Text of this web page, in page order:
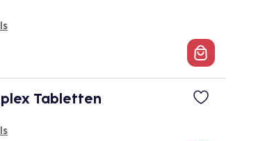
Tabletten